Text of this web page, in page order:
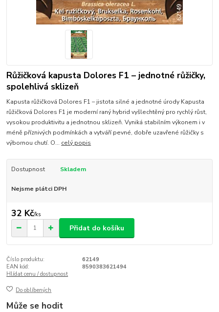
Růžičková kapusta Dolores F1 – jednotné růžičky,
spolehlivá sklizeň
Kapusta růžičková Dolores F1 – jistota silné a jednotné úrody Kapusta
růžičková Dolores F1 je moderní raný hybrid vyšlechtěný pro rychlý růst,
vysokou produktivitu a jednotnou sklizeň. Vyniká stabilním výkonem i v
méně příznivých podmínkách a vytváří pevné, dobře uzavřené růžičky s
výbornou chutí. O... celý popis
Dostupnost Skladem
Nejsme plátci DPH
32 Kč/ks
Přidat do košíku
Číslo produktu:
62149
EAN kód:
8590383621494
Hlídat cenu / dostupnost
Do oblíbených
Může se hodit